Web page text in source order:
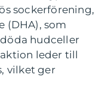
sockerförening,
(DHA), som
hudceller
leder till
vilket ger